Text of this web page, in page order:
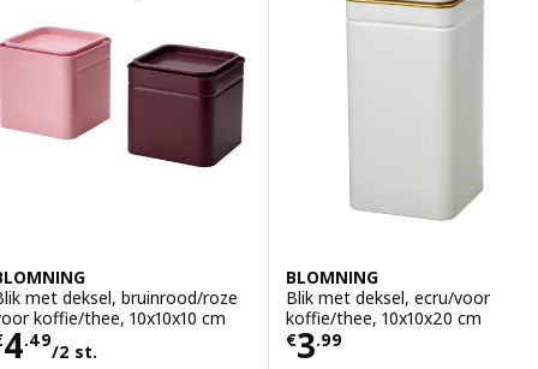
met deksel, bruinrood/roze
koffie/thee, 10x10x10 cm
4.49
/2 st.
€ 4.49/2 st.
BLOMNING
Blik met deksel, ecru/voor
koffie/thee, 10x10x20 cm
€3.99
Prijs € 3.99